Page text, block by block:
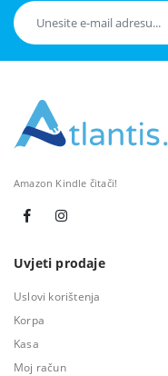
Amazon Kindle čitači!
Uvjeti prodaje
Uslovi korištenja
Korpa
Kasa
Moj račun